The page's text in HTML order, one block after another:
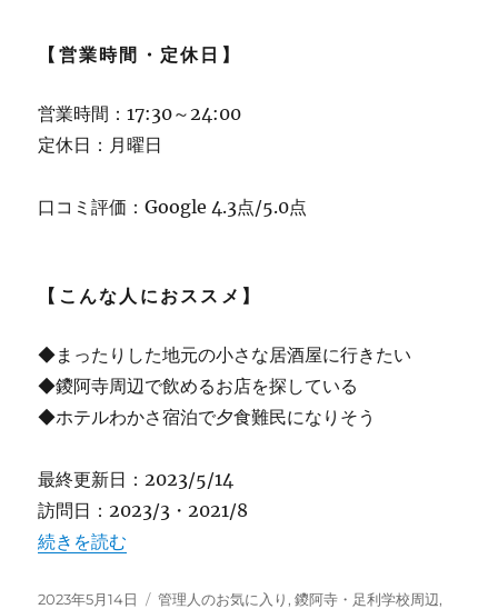
【営業時間・定休日】
営業時間：17:30～24:00
定休日：月曜日
口コミ評価：Google 4.3点/5.0点
【こんな人におススメ】
◆まったりした地元の小さな居酒屋に行きたい
◆鑁阿寺周辺で飲めるお店を探している
◆ホテルわかさ宿泊で夕食難民になりそう
最終更新日：2023/5/14
訪問日：2023/3・2021/8
“【足利】飛駒屋 鑁阿寺境内の売店でおなじみ 夜は居酒
続きを読む
投
2023年5月14日
カ
管理人のお気に入り ,鑁阿寺・足利学校周辺,